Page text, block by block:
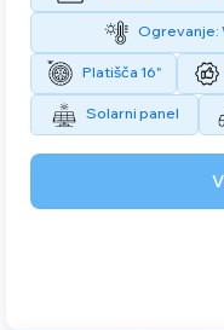
Ogrevanje:
Platišča 16"
Solarni panel